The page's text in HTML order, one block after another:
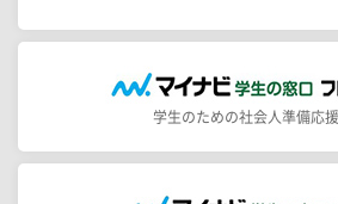
学生のための社会人準備応